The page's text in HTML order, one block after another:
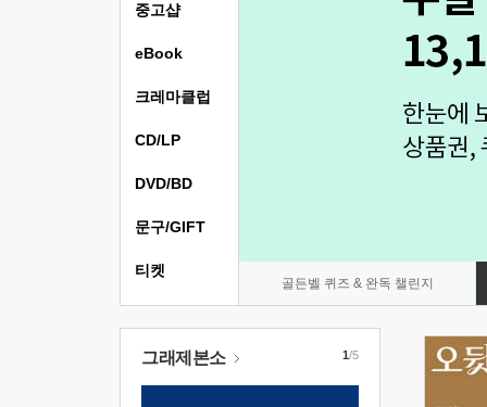
골든벨 퀴즈 & 완독 챌린지
중고샵
eBook
크레마클럽
CD/LP
DVD/BD
문구/GIFT
티켓
그래제본소 1/5